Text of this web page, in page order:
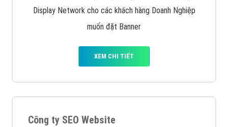
Display Network cho các khách hàng Doanh Nghiệp
muốn đặt Banner
XEM CHI TIẾT
Công ty SEO Website